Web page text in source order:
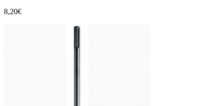
8,20€